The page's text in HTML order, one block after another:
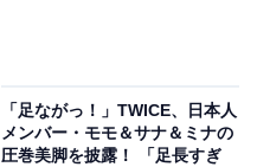
「足ながっ！」TWICE、日本人
メンバー・モモ＆サナ＆ミナの
圧巻美脚を披露！ 「足長すぎ